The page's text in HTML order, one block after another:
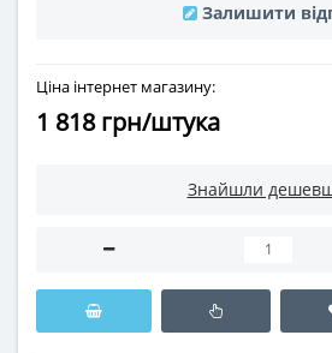
Залишити
Ціна інтернет магазину:
1 818 грн/штука
Знайшли